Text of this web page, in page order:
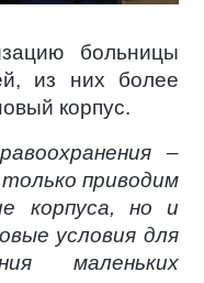
больницы
из них более
корпус.
–
приводим
корпуса, но и
условия для
маленьких